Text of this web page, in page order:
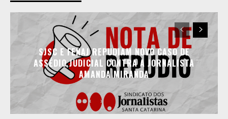
SJSC E FENAJ REPUDIAM NOVO CASO DE
ASSÉDIO JUDICIAL CONTRA A JORNALISTA
AMANDA MIRANDA